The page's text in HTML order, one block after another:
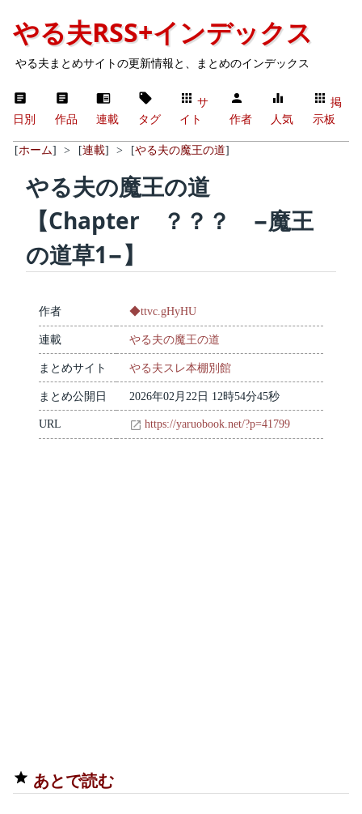
やる夫RSS+インデックス
やる夫まとめサイトの更新情報と、まとめのインデックス
日別 作品 連載 タグ
サ
イト
作者 人気
掲
示板
[ホーム] > [連載] > [やる夫の魔王の道]
やる夫の魔王の道
【Chapter ？？？ −魔王
の道草1−】
作者 ◆ttvc.gHyHU
連載 やる夫の魔王の道
まとめサイト やる夫スレ本棚別館
まとめ公開日 2026年02月22日 12時54分45秒
URL https://yaruobook.net/?p=41799
あとで読む